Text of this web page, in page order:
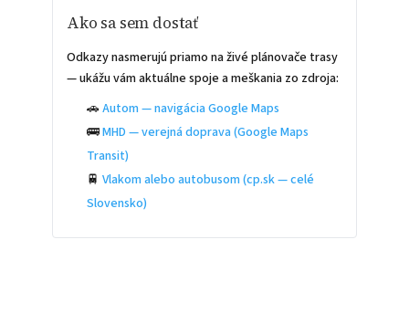
Ako sa sem dostať
Odkazy nasmerujú priamo na živé plánovače trasy
— ukážu vám aktuálne spoje a meškania zo zdroja:
🚗Autom — navigácia Google Maps
🚌MHD — verejná doprava (Google Maps
Transit)
🚆Vlakom alebo autobusom (cp.sk — celé
Slovensko)